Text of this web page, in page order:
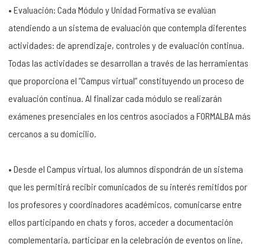
• Evaluación: Cada Módulo y Unidad Formativa se evalúan
atendiendo a un sistema de evaluación que contempla diferentes
actividades: de aprendizaje, controles y de evaluación continua.
Todas las actividades se desarrollan a través de las herramientas
que proporciona el “Campus virtual” constituyendo un proceso de
evaluación continua. Al finalizar cada módulo se realizarán
exámenes presenciales en los centros asociados a FORMALBA más
cercanos a su domicilio.
• Desde el Campus virtual, los alumnos dispondrán de un sistema
que les permitirá recibir comunicados de su interés remitidos por
los profesores y coordinadores académicos, comunicarse entre
ellos participando en chats y foros, acceder a documentación
complementaria, participar en la celebración de eventos on line,